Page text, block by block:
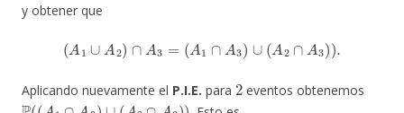
y obtener que
A 1∪ A 2) ∩ (A1 ∩A 3 ∪ ( A 2 ∩ A3 ).
Aplicando nuevamente el P.I.E. para
2
eventos obtenemos
P((A1∩A 3)∪(A2∩A3 ))